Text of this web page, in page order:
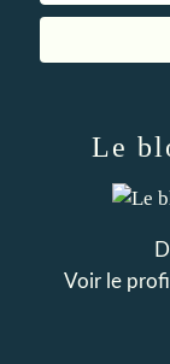
Le
Voir le